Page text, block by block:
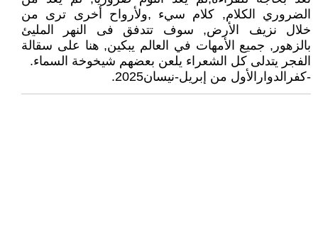
الضروري الكلام, كلام سيء ,ولأرواح أخرى ترى من
خلال نزيف الأرض, سوف تتدفق فى النهر المليئ
بالزهور, جميع الأمهات في العالم يبكين, هنا على سقالة
الفجر يتدلى كل الشعراء يلعن بعضهم شيخوخة السماء.
-كفرالدوارالأول من إبريل-نيسان2025.